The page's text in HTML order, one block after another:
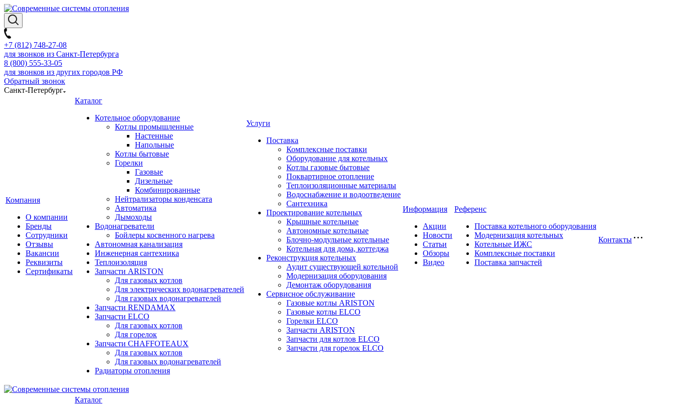
+7 (812) 748-27-08
для звонков из Санкт-Петербурга
8 (800) 555-33-05
для звонков из других городов РФ
Обратный звонок
Санкт-Петербург
Компания
О компании
Бренды
Сотрудники
Отзывы
Вакансии
Реквизиты
Сертификаты
Каталог
Котельное оборудование
Котлы промышленные
Настенные
Напольные
Котлы бытовые
Горелки
Газовые
Дизельные
Комбинированные
Нейтрализаторы конденсата
Автоматика
Дымоходы
Водонагреватели
Бойлеры косвенного нагрева
Автономная канализация
Инженерная сантехника
Теплоизоляция
Запчасти ARISTON
Для газовых котлов
Для электрических водонагревателей
Для газовых водонагревателей
Запчасти RENDAMAX
Запчасти ELCO
Для газовых котлов
Для горелок
Запчасти CHAFFOTEAUX
Для газовых котлов
Для газовых водонагревателей
Радиаторы отопления
Услуги
Поставка
Комплексные поставки
Оборудование для котельных
Котлы газовые бытовые
Поквартирное отопление
Теплоизоляционные материалы
Водоснабжение и водоотведение
Сантехника
Проектирование котельных
Крышные котельные
Автономные котельные
Блочно-модульные котельные
Котельная для дома, коттеджа
Реконструкция котельных
Аудит существующей котельной
Модернизация оборудования
Демонтаж оборудования
Сервисное обслуживание
Газовые котлы ARISTON
Газовые котлы ELCO
Горелки ELCO
Запчасти ARISTON
Запчасти для котлов ELCO
Запчасти для горелок ELCO
Информация
Акции
Новости
Статьи
Обзоры
Видео
Референс
Поставка котельного оборудования
Модернизация котельных
Котельные ИЖС
Комплексные поставки
Поставка запчастей
Контакты
Каталог